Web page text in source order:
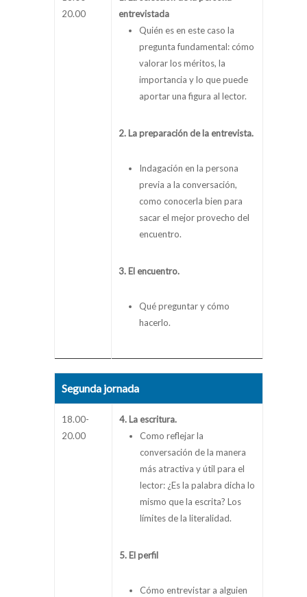
20.00
entrevistada
Quién es en este caso la
pregunta fundamental: cómo
valorar los méritos, la
importancia y lo que puede
aportar una figura al lector.
2. La preparación de la entrevista.
Indagación en la persona
previa a la conversación,
como conocerla bien para
sacar el mejor provecho del
encuentro.
3. El encuentro.
Qué preguntar y cómo
hacerlo.
Segunda jornada
18.00-
20.00
4. La escritura.
Como reflejar la
conversación de la manera
más atractiva y útil para el
lector: ¿Es la palabra dicha lo
mismo que la escrita? Los
límites de la literalidad.
5. El perfil
Cómo entrevistar a alguien